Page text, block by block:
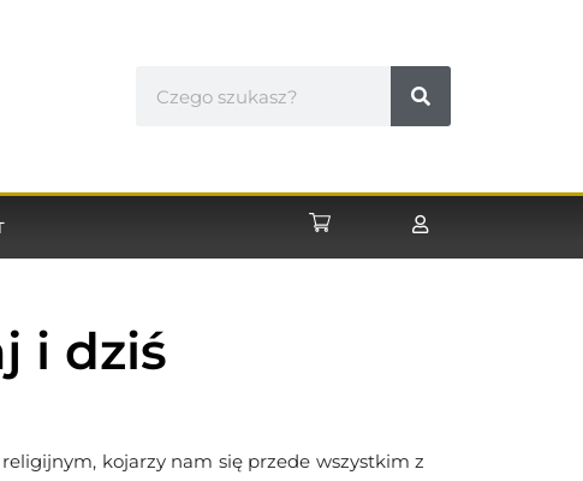
i dziś
kojarzy nam się przede wszystkim z